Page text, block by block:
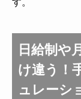
日給制や
け違う！
ュレーシ